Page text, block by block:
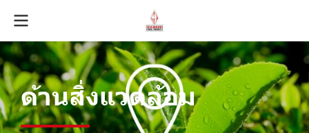
ด้านสิ่งแวดล้อม